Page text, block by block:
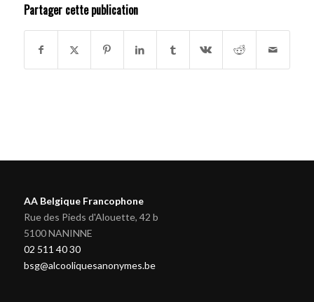
Partager cette publication
AA Belgique Francophone
Rue des Pieds d'Alouette, 42 b
5100 NANINNE
02 511 40 30
bsg@alcooliquesanonymes.be